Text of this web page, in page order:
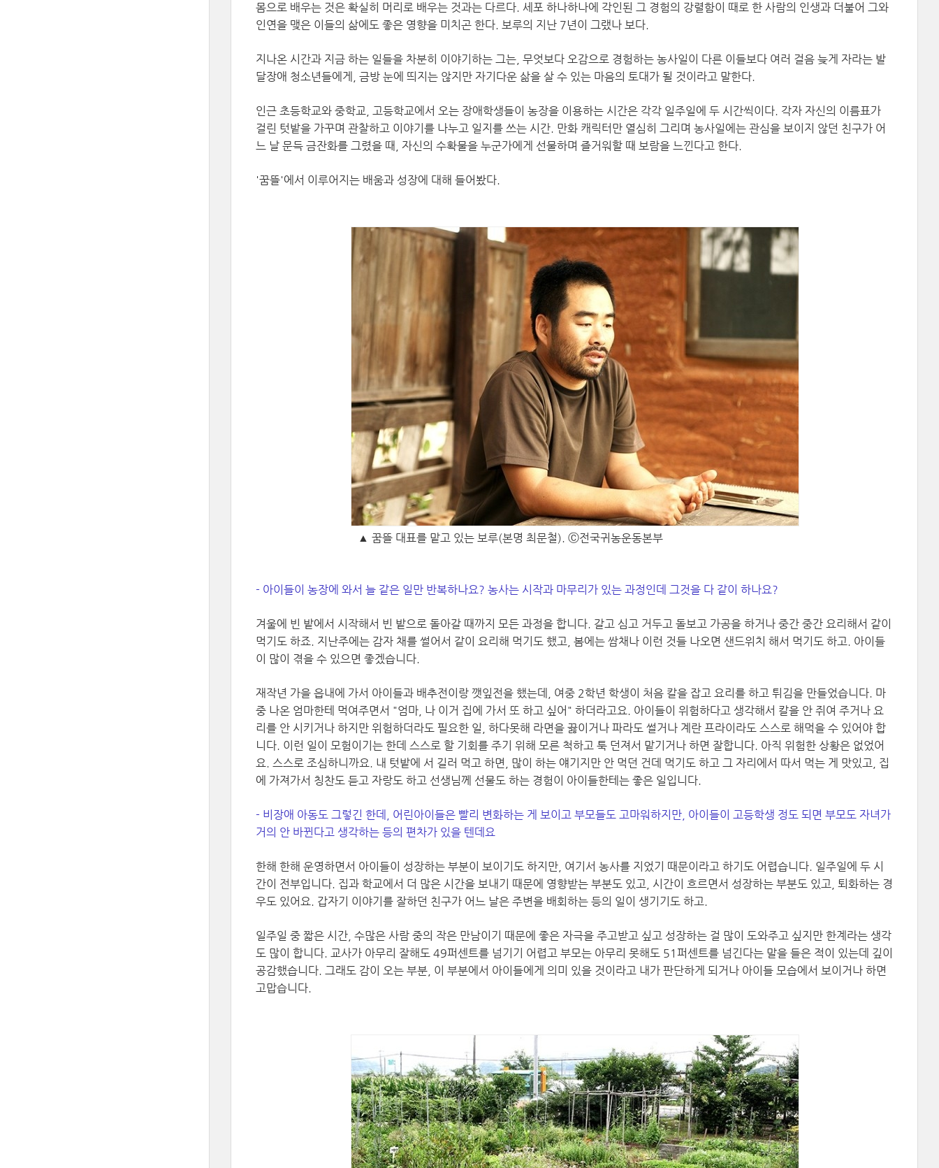
몸으로 배우는 것은 확실히 머리로 배우는 것과는 다르다. 세포 하나하나에 각인된 그 경험의 강렬함이 때로 한 사람의 인생과 더불어 그와
인연을 맺은 이들의 삶에도 좋은 영향을 미치곤 한다. 보루의 지난 7년이 그랬나 보다.
지나온 시간과 지금 하는 일들을 차분히 이야기하는 그는, 무엇보다 오감으로 경험하는 농사일이 다른 이들보다 여러 걸음 늦게 자라는 발
달장애 청소년들에게, 금방 눈에 띄지는 않지만 자기다운 삶을 살 수 있는 마음의 토대가 될 것이라고 말한다.
인근 초등학교와 중학교, 고등학교에서 오는 장애학생들이 농장을 이용하는 시간은 각각 일주일에 두 시간씩이다. 각자 자신의 이름표가
걸린 텃밭을 가꾸며 관찰하고 이야기를 나누고 일지를 쓰는 시간. 만화 캐릭터만 열심히 그리며 농사일에는 관심을 보이지 않던 친구가 어
느 날 문득 금잔화를 그렸을 때, 자신의 수확물을 누군가에게 선물하며 즐거워할 때 보람을 느낀다고 한다.
'꿈뜰'에서 이루어지는 배움과 성장에 대해 들어봤다.
▲ 꿈뜰 대표를 맡고 있는 보루(본명 최문철). Ⓒ전국귀농운동본부
- 아이들이 농장에 와서 늘 같은 일만 반복하나요? 농사는 시작과 마무리가 있는 과정인데 그것을 다 같이 하나요?
겨울에 빈 밭에서 시작해서 빈 밭으로 돌아갈 때까지 모든 과정을 합니다. 갈고 심고 거두고 돌보고 가공을 하거나 중간 중간 요리해서 같이
먹기도 하죠. 지난주에는 감자 채를 썰어서 같이 요리해 먹기도 했고, 봄에는 쌈채나 이런 것들 나오면 샌드위치 해서 먹기도 하고. 아이들
이 많이 겪을 수 있으면 좋겠습니다.
재작년 가을 읍내에 가서 아이들과 배추전이랑 깻잎전을 했는데, 여중 2학년 학생이 처음 칼을 잡고 요리를 하고 튀김을 만들었습니다. 마
중 나온 엄마한테 먹여주면서 "엄마, 나 이거 집에 가서 또 하고 싶어" 하더라고요. 아이들이 위험하다고 생각해서 칼을 안 쥐여 주거나 요
리를 안 시키거나 하지만 위험하더라도 필요한 일, 하다못해 라면을 끓이거나 파라도 썰거나 계란 프라이라도 스스로 해먹을 수 있어야 합
니다. 이런 일이 모험이기는 한데 스스로 할 기회를 주기 위해 모른 척하고 툭 던져서 맡기거나 하면 잘합니다. 아직 위험한 상황은 없었어
요. 스스로 조심하니까요. 내 텃밭에 서 길러 먹고 하면, 많이 하는 얘기지만 안 먹던 건데 먹기도 하고 그 자리에서 따서 먹는 게 맛있고, 집
에 가져가서 칭찬도 듣고 자랑도 하고 선생님께 선물도 하는 경험이 아이들한테는 좋은 일입니다.
- 비장애 아동도 그렇긴 한데, 어린아이들은 빨리 변화하는 게 보이고 부모들도 고마워하지만, 아이들이 고등학생 정도 되면 부모도 자녀가
거의 안 바뀐다고 생각하는 등의 편차가 있을 텐데요
한해 한해 운영하면서 아이들이 성장하는 부분이 보이기도 하지만, 여기서 농사를 지었기 때문이라고 하기도 어렵습니다. 일주일에 두 시
간이 전부입니다. 집과 학교에서 더 많은 시간을 보내기 때문에 영향받는 부분도 있고, 시간이 흐르면서 성장하는 부분도 있고, 퇴화하는 경
우도 있어요. 갑자기 이야기를 잘하던 친구가 어느 날은 주변을 배회하는 등의 일이 생기기도 하고.
일주일 중 짧은 시간, 수많은 사람 중의 작은 만남이기 때문에 좋은 자극을 주고받고 싶고 성장하는 걸 많이 도와주고 싶지만 한계라는 생각
도 많이 합니다. 교사가 아무리 잘해도 49퍼센트를 넘기기 어렵고 부모는 아무리 못해도 51퍼센트를 넘긴다는 말을 들은 적이 있는데 깊이
공감했습니다. 그래도 감이 오는 부분, 이 부분에서 아이들에게 의미 있을 것이라고 내가 판단하게 되거나 아이들 모습에서 보이거나 하면
고맙습니다.